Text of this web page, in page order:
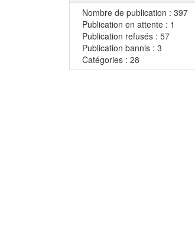
Nombre de publication : 397
Publication en attente : 1
Publication refusés : 57
Publication bannis : 3
Catégories : 28